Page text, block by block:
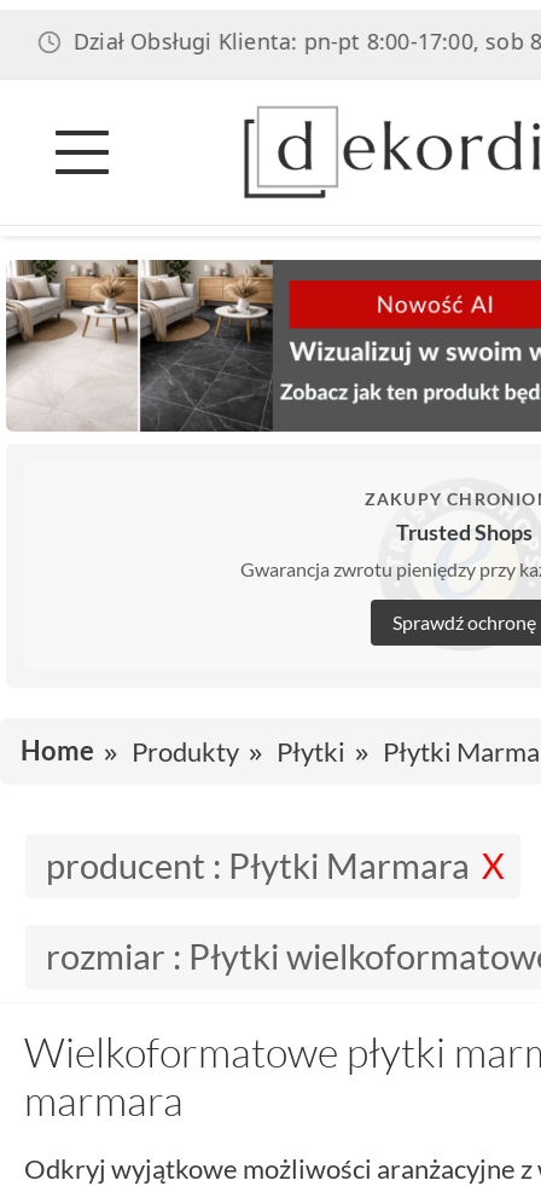
Obsługi Klienta: pn-pt 8:00-17:00, sob 8:00-
ZAKUPY
Trusted Shops
Gwarancja zwrotu pieniędzy przy
Sprawdź ochronę
Home Produkty Płytki Płytki
producent : Płytki Marmara
rozmiar : Płytki
Wielkoformatowe płytki
marmara
Odkryj wyjątkowe możliwości aranżacyjne